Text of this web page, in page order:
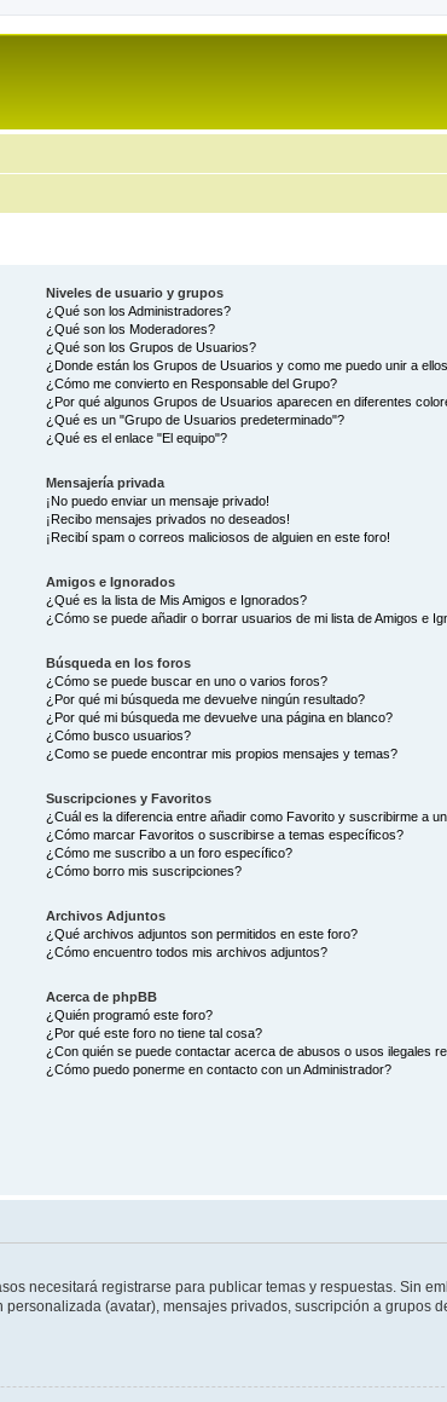
Niveles de usuario y grupos
¿Qué son los Administradores?
¿Qué son los Moderadores?
¿Qué son los Grupos de Usuarios?
¿Donde están los Grupos de Usuarios y como me puedo unir a
¿Cómo me convierto en Responsable del Grupo?
¿Por qué algunos Grupos de Usuarios aparecen en diferentes
¿Qué es un "Grupo de Usuarios predeterminado"?
¿Qué es el enlace "El equipo"?
Mensajería privada
¡No puedo enviar un mensaje privado!
¡Recibo mensajes privados no deseados!
¡Recibí spam o correos maliciosos de alguien en este foro!
Amigos e Ignorados
¿Qué es la lista de Mis Amigos e Ignorados?
¿Cómo se puede añadir o borrar usuarios de mi lista de Amigos e
Búsqueda en los foros
¿Cómo se puede buscar en uno o varios foros?
¿Por qué mi búsqueda me devuelve ningún resultado?
¿Por qué mi búsqueda me devuelve una página en blanco?
¿Cómo busco usuarios?
¿Como se puede encontrar mis propios mensajes y temas?
Suscripciones y Favoritos
¿Cuál es la diferencia entre añadir como Favorito y suscribirme a
¿Cómo marcar Favoritos o suscribirse a temas específicos?
¿Cómo me suscribo a un foro específico?
¿Cómo borro mis suscripciones?
Archivos Adjuntos
¿Qué archivos adjuntos son permitidos en este foro?
¿Cómo encuentro todos mis archivos adjuntos?
Acerca de phpBB
¿Quién programó este foro?
¿Por qué este foro no tiene tal cosa?
¿Con quién se puede contactar acerca de abusos o usos ilegales
¿Cómo puedo ponerme en contacto con un Administrador?
necesitará registrarse para publicar temas y respuestas. Sin
(avatar), mensajes privados, suscripción a grupos